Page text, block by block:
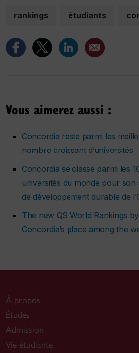
rankings étudiants
Vous aimerez aussi :
Concordia reste parmi les
nombre croissant d’universités
Concordia se classe parmi les
universités du monde pour son
de développement durable de
The new QS World Rankings
Concordia’s place among the
À propos
Études
Admission
Vie étudiante